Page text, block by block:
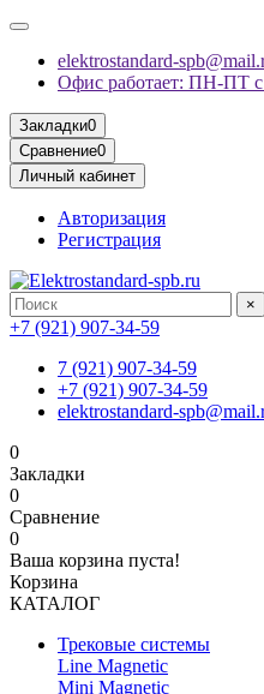
elektrostandard-
Офис работает: ПН-ПТ с
Закладки0
Сравнение0
Личный кабинет
Авторизация
Регистрация
×
+7 (921) 907-34-59
7 (921) 907-34-59
+7 (921) 907-34-59
elektrostandard-
0
Закладки
0
Сравнение
0
Ваша корзина пуста!
Корзина
КАТАЛОГ
Трековые системы
Line Magnetic
Mini Magnetic